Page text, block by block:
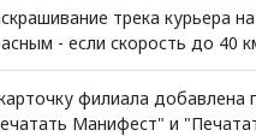
трека курьера
- если скорость до 40
филиала добавлена
Манифест" и